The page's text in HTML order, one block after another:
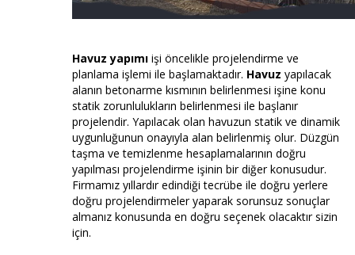
Havuz yapımı işi öncelikle projelendirme ve
planlama işlemi ile başlamaktadır. Havuz yapılacak
alanın betonarme kısmının belirlenmesi işine konu
statik zorunlulukların belirlenmesi ile başlanır
projelendir. Yapılacak olan havuzun statik ve dinamik
uygunluğunun onayıyla alan belirlenmiş olur. Düzgün
taşma ve temizlenme hesaplamalarının doğru
yapılması projelendirme işinin bir diğer konusudur.
Firmamız yıllardır edindiği tecrübe ile doğru yerlere
doğru projelendirmeler yaparak sorunsuz sonuçlar
almanız konusunda en doğru seçenek olacaktır sizin
için.